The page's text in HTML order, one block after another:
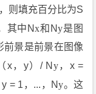
则填充百分比为S
其中Nx和Ny是图
前景是前景在图像
x，y）/ N y，x =
y = 1，...，Ny。这